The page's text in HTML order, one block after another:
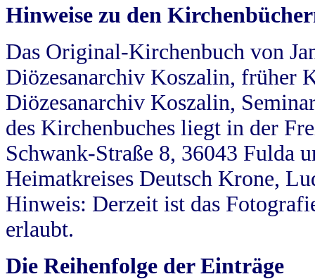
Hinweise zu den
Das Original-Kirchenbuch von
Diözesanarchiv Koszalin, früher
Diözesanarchiv Koszalin,
des Kirchenbuches liegt in der
Schwank-Straße 8, 36043 Fulda
Heimatkreises Deutsch Krone,
Hinweis: Derzeit ist das
erlaubt.
Die Reihenfolge der Einträge